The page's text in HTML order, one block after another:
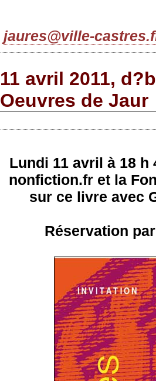
jaures@ville-
11 avril 2011,
Oeuvres de Jaur
Lundi 11 avril à 18 h
nonfiction.fr et la
sur ce livre avec
Réservation